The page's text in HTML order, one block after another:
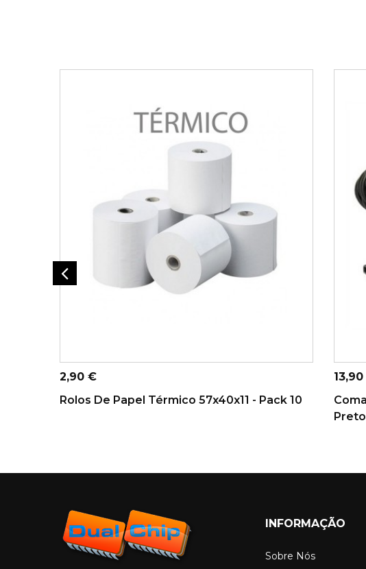
ADICIONAR AO CARRINHO
Preço
2,90 €
Rolos De Papel Térmico 57x40x11 - Pack 10
Preto
INFORMAÇÃO
Sobre Nós